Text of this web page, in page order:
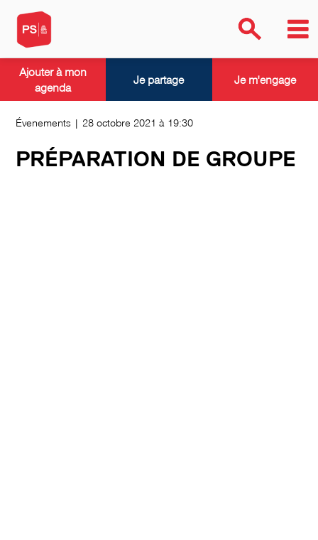
Évenements | 28 octobre 2021 à 19:30
PRÉPARATION DE GROUPE
Ajouter à mon
agenda
Je partage Je m'engage